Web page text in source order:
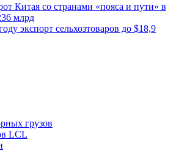
Китая со странами «пояса и пути» в
млрд
экспорт сельхозтоваров до $18,9
грузов
LCL